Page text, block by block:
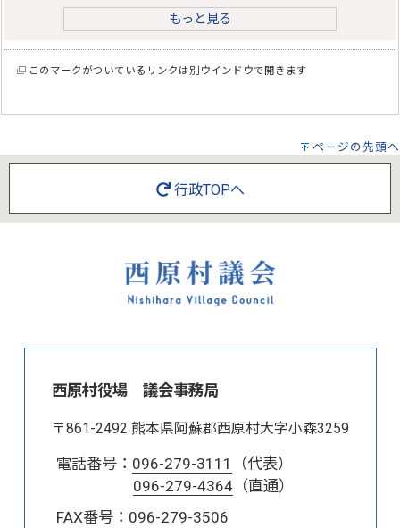
もっと見る
このマークがついているリンクは別ウインドウで開きます
ページの先頭へ
行政TOPへ
西原村役場 議会事務局
〒861-2492 熊本県阿蘇郡西原村大字小森3259
電話番号： 096-279-3111
（代表）
096-279-4364（直通）
FAX番号：096-279-3506